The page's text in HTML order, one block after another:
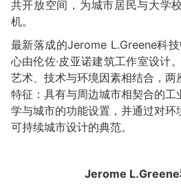
共开放空间，为城市居民与大学
机。
最新落成的Jerome L.Greene科
心由伦佐·皮亚诺建筑工作室设计
艺术、技术与环境因素相结合，两
特征：具有与周边城市相契合的工
学与城市的功能设置，并通过对环
可持续城市设计的典范。
Jerome L.Greene